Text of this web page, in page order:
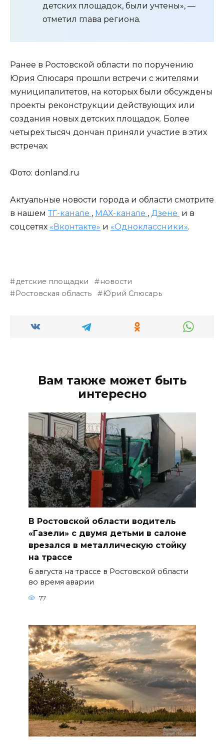
детских площадок, были учтены», —
отметил глава региона.
Ранее в Ростовской области по поручению
Юрия Слюсаря прошли встречи с жителями
муниципалитетов, на которых были обсуждены
проекты реконструкции действующих или
создания новых детских площадок. Более
четырех тысяч дончан приняли участие в этих
встречах.
Фото: donland.ru
Актуальные новости города и области смотрите
в нашем ТГ-канале , МАХ-канале , Дзене и в
соцсетях «Вконтакте» и «Одноклассники».
детские площадки
новости
Ростовская область
Юрий Слюсарь
Вам также может быть
интересно
В Ростовской области водитель
«Газели» с двумя детьми в салоне
врезался в металлическую стойку
на трассе
6 августа на трассе в Ростовской области
во время аварии
77